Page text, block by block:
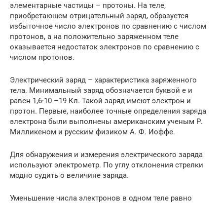
элементарные частицы – протоны. На теле,
приобретающем отрицательный заряд, образуется
избыточное число электронов по сравнению с числом
протонов, а на положительно заряженном теле
оказывается недостаток электронов по сравнению с
числом протонов.
Электрический заряд – характеристика заряженного
тела. Минимальный заряд обозначается буквой e и
равен 1,6·10 –19 Кл. Такой заряд имеют электрон и
протон. Первые, наиболее точные определения заряда
электрона были выполнены американским ученым Р.
Милликеном и русским физиком А. Ф. Иоффе.
Для обнаружения и измерения электрического заряда
используют электрометр. По углу отклонения стрелки
модно судить о величине заряда.
Уменьшение числа электронов в одном теле равно